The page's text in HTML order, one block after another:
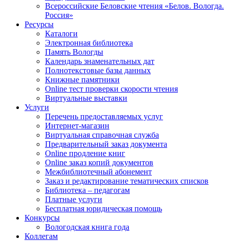
Всероссийские Беловские чтения «Белов. Вологда.
Россия»
Ресурсы
Каталоги
Электронная библиотека
Память Вологды
Календарь знаменательных дат
Полнотекстовые базы данных
Книжные памятники
Online тест проверки скорости чтения
Виртуальные выставки
Услуги
Перечень предоставляемых услуг
Интернет-магазин
Виртуальная справочная служба
Предварительный заказ документа
Online продление книг
Online заказ копий документов
Межбиблиотечный абонемент
Заказ и редактирование тематических списков
Библиотека – педагогам
Платные услуги
Бесплатная юридическая помощь
Конкурсы
Вологодская книга года
Коллегам